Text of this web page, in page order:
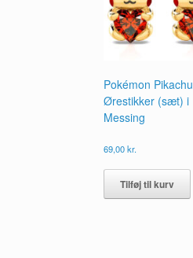
Pokémon Pikachu
Ørestikker (sæt) i
Messing
69,00kr.
Tilføj til kurv